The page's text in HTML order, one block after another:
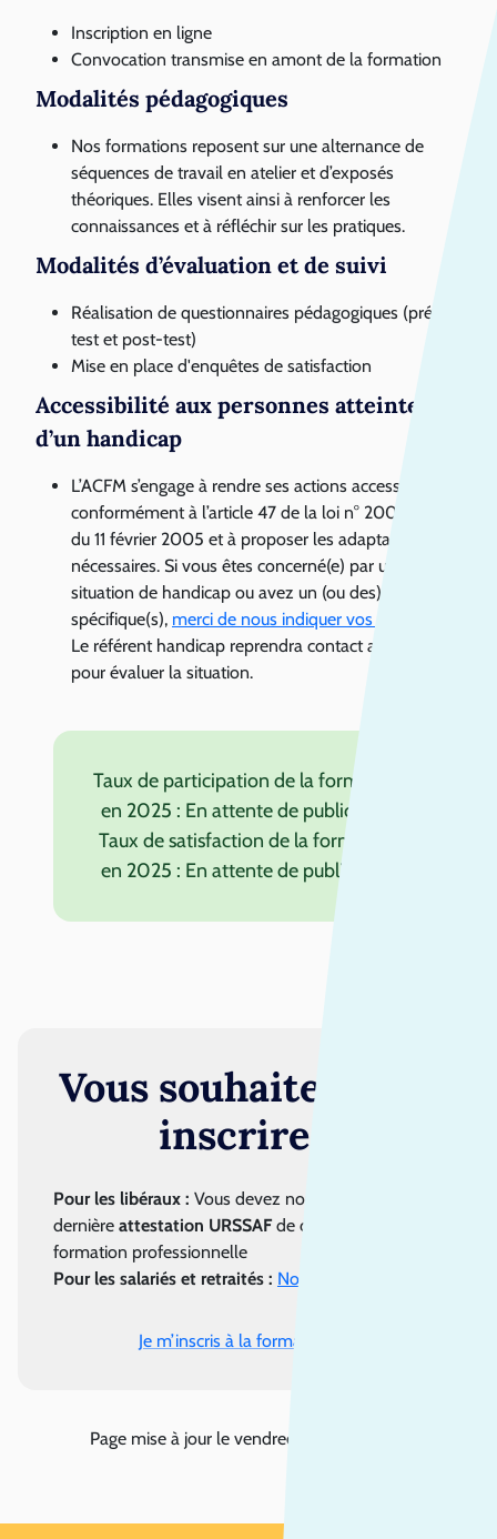
Inscription en ligne
Convocation transmise en amont de la formation
Modalités pédagogiques
Nos formations reposent sur une alternance de
séquences de travail en atelier et d’exposés
théoriques. Elles visent ainsi à renforcer les
connaissances et à réfléchir sur les pratiques.
Modalités d’évaluation et de suivi
Réalisation de questionnaires pédagogiques (pré-
test et post-test)
Mise en place d'enquêtes de satisfaction
Accessibilité aux personnes atteintes
d’un handicap
L’ACFM s’engage à rendre ses actions accessibles
conformément à l’article 47 de la loi n° 2005- 102
du 11 février 2005 et à proposer les adaptations
nécessaires. Si vous êtes concerné(e) par une
situation de handicap ou avez un (ou des) besoin(s)
spécifique(s), merci de nous indiquer vos difficultés
Le référent handicap reprendra contact avec vous
pour évaluer la situation.
Taux de participation de la formation
en 2025 : En attente de publication
Taux de satisfaction de la formation
en 2025 : En attente de publication
Vous souhaitez vous
inscrire ?
Pour les libéraux : Vous devez nous fournir la
dernière attestation URSSAFde contribution à la
formation professionnelle
Pour les salariés et retraités : Nous contacter
Je m’inscris à la formation
Page mise à jour le vendredi 31 juillet 2026